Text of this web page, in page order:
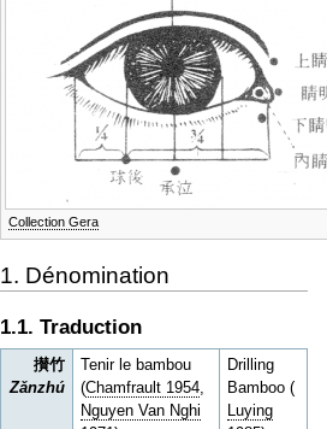
Collection Gera
1. Dénomination
1.1. Traduction
攅竹
Zǎnzhú
Tenir le bambou
(Chamfrault 1954
Nguyen Van Nghi
Drilling
Bamboo (
Luying